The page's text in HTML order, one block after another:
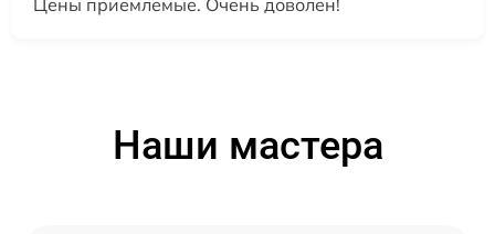
Цены приемлемые. Очень доволен!
Наши мастера